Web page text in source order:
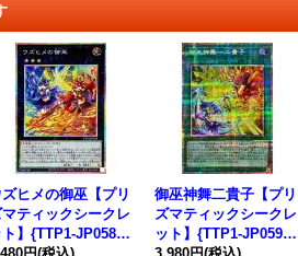
ズヒメの御巫【プリ
マティックシークレ
ト】{TTP1-JP058}
御巫神舞二貴子【プリ
ズマティックシークレ
ット】{TTP1-JP059}